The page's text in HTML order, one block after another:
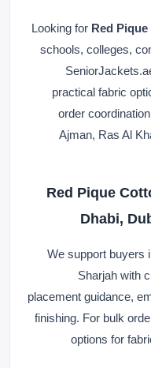
Looking for Red
schools, colleges,
practical fabric
order
Ajman, Ras Al
Red Pique
Dhabi,
We support buyers
Sharjah with
placement guidance,
finishing. For bulk
options for